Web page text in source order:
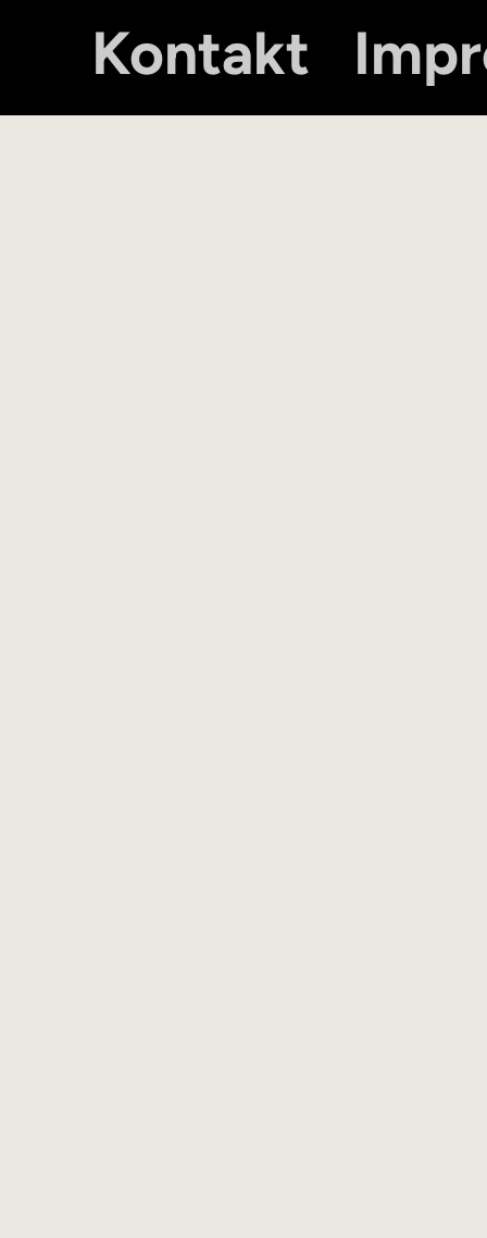
Kontakt